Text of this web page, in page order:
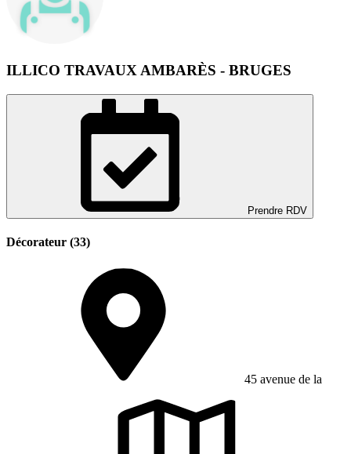
ILLICO TRAVAUX AMBARÈS - BRUGES
Prendre RDV
Décorateur (33)
45 avenue de la